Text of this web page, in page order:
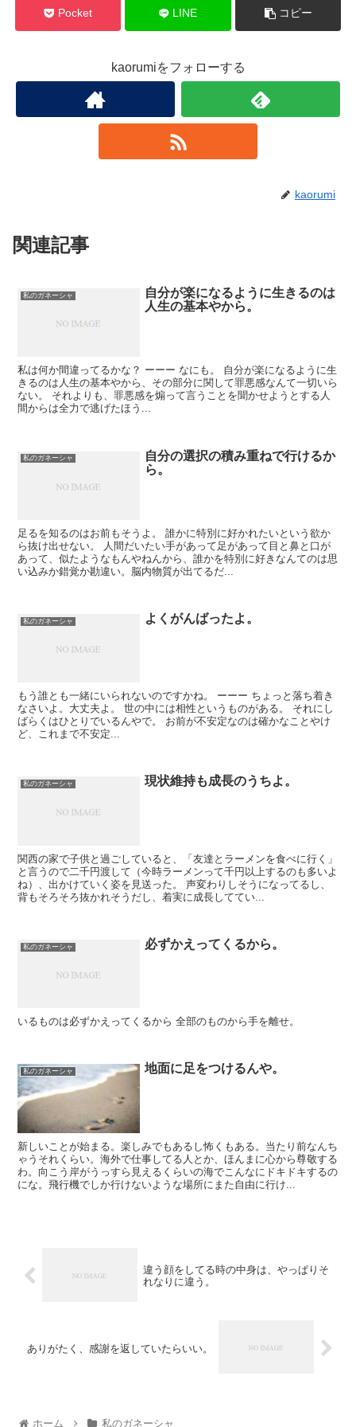
Pocket LINE コピー
kaorumiをフォローする
kaorumi
関連記事
私のガネーシャ
自分が楽になるように生きるのは
人生の基本やから。
私は何か間違ってるかな？ ーーー なにも。 自分が楽になるように生
きるのは人生の基本やから、その部分に関して罪悪感なんて一切いら
ない。 それよりも、罪悪感を煽って言うことを聞かせようとする人
間からは全力で逃げたほう...
私のガネーシャ
自分の選択の積み重ねで行けるか
ら。
足るを知るのはお前もそうよ。 誰かに特別に好かれたいという欲か
ら抜け出せない。 人間だいたい手があって足があって目と鼻と口が
あって、似たようなもんやねんから、誰かを特別に好きなんてのは思
い込みか錯覚か勘違い。脳内物質が出てるだ...
私のガネーシャ よくがんばったよ。
もう誰とも一緒にいられないのですかね。 ーーー ちょっと落ち着き
なさいよ。大丈夫よ。 世の中には相性というものがある。 それにし
ばらくはひとりでいるんやで。 お前が不安定なのは確かなことやけ
ど、これまで不安定...
私のガネーシャ 現状維持も成長のうちよ。
関西の家で子供と過ごしていると、「友達とラーメンを食べに行く」
と言うので二千円渡して（今時ラーメンって千円以上するのも多いよ
ね）、出かけていく姿を見送った。 声変わりしそうになってるし、
背もそろそろ抜かれそうだし、着実に成長しててい...
私のガネーシャ 必ずかえってくるから。
いるものは必ずかえってくるから 全部のものから手を離せ。
私のガネーシャ 地面に足をつけるんや。
新しいことが始まる。楽しみでもあるし怖くもある。当たり前なんち
ゃうそれくらい。海外で仕事してる人とか、ほんまに心から尊敬する
わ。向こう岸がうっすら見えるくらいの海でこんなにドキドキするの
にな。飛行機でしか行けないような場所にまた自由に行け...
違う顔をしてる時の中身は、やっぱりそ
れなりに違う。
ありがたく、感謝を返していたらいい。
ホーム 私のガネーシャ